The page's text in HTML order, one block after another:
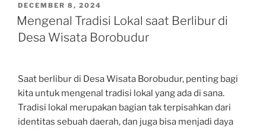
POSTED
ON
DECEMBER 8, 2024
Mengenal Tradisi Lokal saat Berlibur di
Desa Wisata Borobudur
Saat berlibur di Desa Wisata Borobudur, penting bagi
kita untuk mengenal tradisi lokal yang ada di sana.
Tradisi lokal merupakan bagian tak terpisahkan dari
identitas sebuah daerah, dan juga bisa menjadi daya